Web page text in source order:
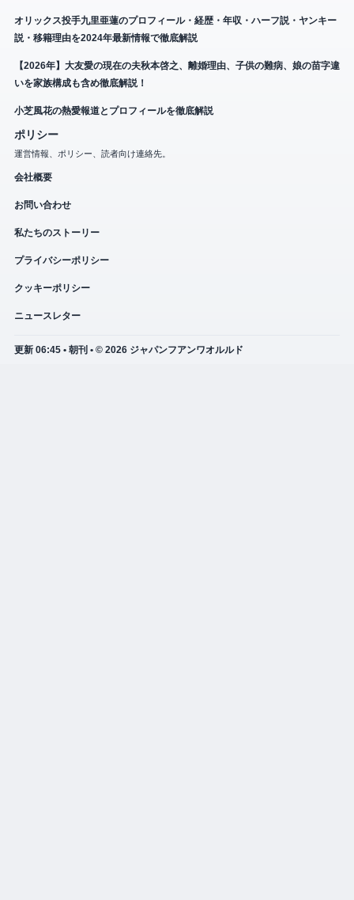
オリックス投手九里亜蓮のプロフィール・経歴・年収・ハーフ説・ヤンキー
説・移籍理由を2024年最新情報で徹底解説
【2026年】大友愛の現在の夫秋本啓之、離婚理由、子供の難病、娘の苗字違
いを家族構成も含め徹底解説！
小芝風花の熱愛報道とプロフィールを徹底解説
ポリシー
運営情報、ポリシー、読者向け連絡先。
会社概要
お問い合わせ
私たちのストーリー
プライバシーポリシー
クッキーポリシー
ニュースレター
更新 06:45 • 朝刊 • © 2026 ジャパンフアンワオルルド